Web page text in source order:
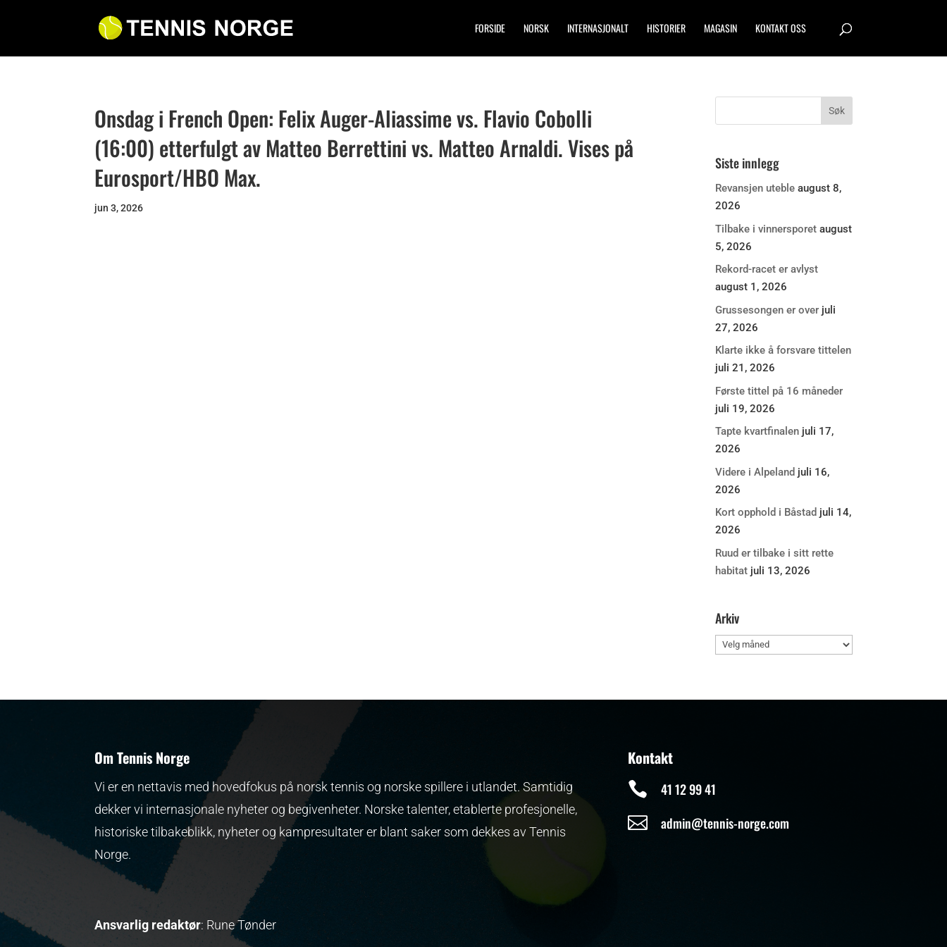
FORSIDE NORSK INTERNASJONALT HISTORIER MAGASIN KONTAKT OSS
Onsdag i French Open: Felix Auger-Aliassime vs. Flavio Cobolli
(16:00) etterfulgt av Matteo Berrettini vs. Matteo Arnaldi. Vises på
Eurosport/HBO Max.
jun 3, 2026
Siste innlegg
Revansjen uteble august 8,
2026
Tilbake i vinnersporet august
5, 2026
Rekord-racet er avlyst
august 1, 2026
Grussesongen er over juli
27, 2026
Klarte ikke å forsvare tittelen
juli 21, 2026
Første tittel på 16 måneder
juli 19, 2026
Tapte kvartfinalen juli 17,
2026
Videre i Alpeland juli 16,
2026
Kort opphold i Båstad juli 14,
2026
Ruud er tilbake i sitt rette
habitat juli 13, 2026
Arkiv
Arkiv
Om Tennis Norge
Vi er en nettavis med hovedfokus på norsk tennis og norske spillere i utlandet. Samtidig
dekker vi internasjonale nyheter og begivenheter. Norske talenter, etablerte profesjonelle,
historiske tilbakeblikk, nyheter og kampresultater er blant saker som dekkes av Tennis
Norge.
Ansvarlig redaktør: Rune Tønder
Kontakt
 41 12 99 41
 admin@tennis-norge.com